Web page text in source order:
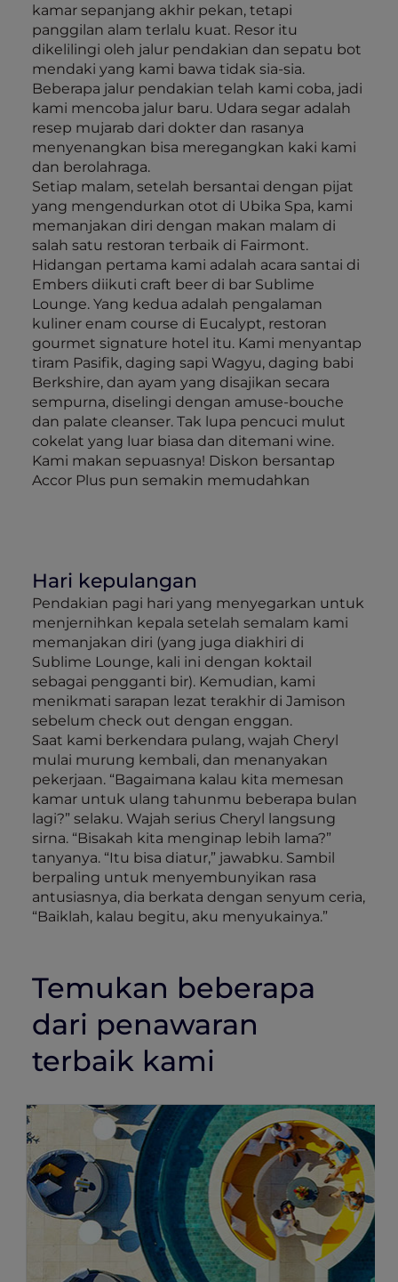
kamar sepanjang akhir pekan, tetapi
panggilan alam terlalu kuat. Resor itu
dikelilingi oleh jalur pendakian dan sepatu bot
mendaki yang kami bawa tidak sia-sia.
Beberapa jalur pendakian telah kami coba, jadi
kami mencoba jalur baru. Udara segar adalah
resep mujarab dari dokter dan rasanya
menyenangkan bisa meregangkan kaki kami
dan berolahraga.
Setiap malam, setelah bersantai dengan pijat
yang mengendurkan otot di Ubika Spa, kami
memanjakan diri dengan makan malam di
salah satu restoran terbaik di Fairmont.
Hidangan pertama kami adalah acara santai di
Embers diikuti craft beer di bar Sublime
Lounge. Yang kedua adalah pengalaman
kuliner enam course di Eucalypt, restoran
gourmet signature hotel itu. Kami menyantap
tiram Pasifik, daging sapi Wagyu, daging babi
Berkshire, dan ayam yang disajikan secara
sempurna, diselingi dengan amuse-bouche
dan palate cleanser. Tak lupa pencuci mulut
cokelat yang luar biasa dan ditemani wine.
Kami makan sepuasnya! Diskon bersantap
Accor Plus pun semakin memudahkan
Hari kepulangan
Pendakian pagi hari yang menyegarkan untuk
menjernihkan kepala setelah semalam kami
memanjakan diri (yang juga diakhiri di
Sublime Lounge, kali ini dengan koktail
sebagai pengganti bir). Kemudian, kami
menikmati sarapan lezat terakhir di Jamison
sebelum check out dengan enggan.
Saat kami berkendara pulang, wajah Cheryl
mulai murung kembali, dan menanyakan
pekerjaan. “Bagaimana kalau kita memesan
kamar untuk ulang tahunmu beberapa bulan
lagi?” selaku. Wajah serius Cheryl langsung
sirna. “Bisakah kita menginap lebih lama?”
tanyanya. “Itu bisa diatur,” jawabku. Sambil
berpaling untuk menyembunyikan rasa
antusiasnya, dia berkata dengan senyum ceria,
“Baiklah, kalau begitu, aku menyukainya.”
Temukan beberapa
dari penawaran
terbaik kami